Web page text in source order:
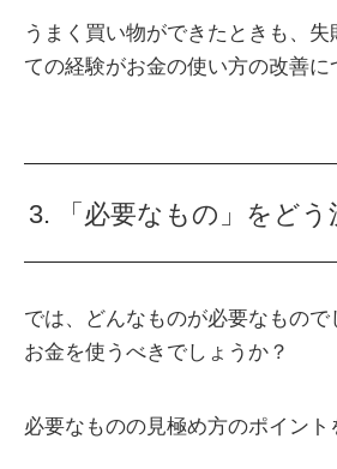
うまく買い物ができたときも、
ての経験がお金の使い方の改善に
3. 「必要なもの」をどう
では、どんなものが必要なもの
お金を使うべきでしょうか？
必要なものの見極め方のポイント